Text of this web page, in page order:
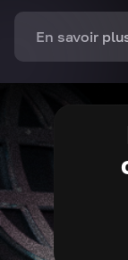
En savoir